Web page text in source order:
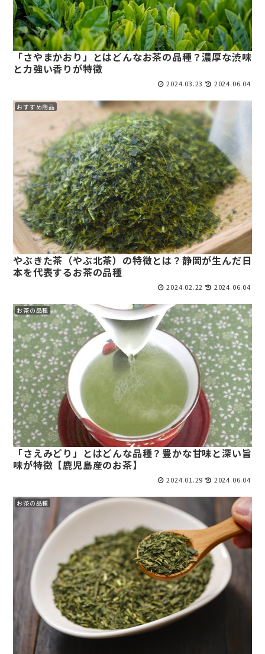
「さやまかおり」とはどんなお茶の品種？濃厚な渋味
と力強い香りが特徴
2024.03.23 2024.06.04
おすすめ商品
やぶきた茶（やぶ北茶）の特徴とは？静岡が生んだ日
本を代表するお茶の品種
2024.02.22 2024.06.04
お茶の品種
「さえみどり」とはどんな品種？豊かな甘味と深い旨
味が特徴【鹿児島産のお茶】
2024.01.29 2024.06.04
お茶の品種